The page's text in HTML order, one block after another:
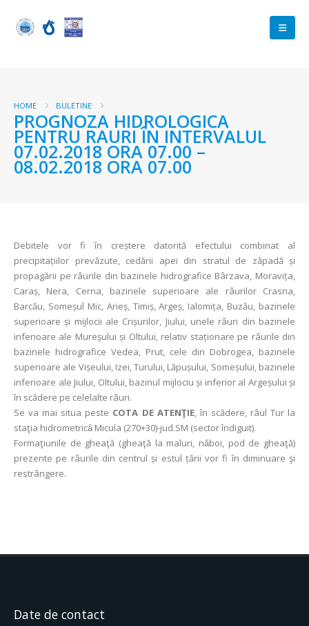
HOME BULETINE
PROGNOZA HIDROLOGICA
PENTRU RAURI ÎN INTERVALUL
07.02.2018 ORA 07.00 –
08.02.2018 ORA 07.00
Debitele vor fi în creștere datorită efectului combinat al
precipitațiilor prevăzute, cedării apei din stratul de zăpadă și
propagării pe râurile din bazinele hidrografice Bârzava, Moravița,
Caraș, Nera, Cerna, bazinele superioare ale râurilor Crasna,
Barcău, Someșul Mic, Arieș, Timiș, Argeș, Ialomița, Buzău, bazinele
superioare și mijlocii ale Crișurilor, Jiului, unele râuri din bazinele
inferioare ale Mureșului și Oltului, relativ staționare pe râurile din
bazinele hidrografice Vedea, Prut, cele din Dobrogea, bazinele
superioare ale Vișeului, Izei, Turului, Lăpușului, Someșului, bazinele
inferioare ale Jiului, Oltului, bazinul mijlociu și inferior al Argeșului și
în scădere pe celelalte râuri.
Se va mai situa peste COTA DE ATENŢIE, în scădere, râul Tur la
staţia hidrometricǎ Micula (270+30)-jud.SM (sector îndiguit).
Formaţiunile de gheaţă (gheaţă la maluri, nǎboi, pod de gheaţă)
prezente pe râurile din centrul și estul țării vor fi în diminuare şi
restrângere.
Date de contact